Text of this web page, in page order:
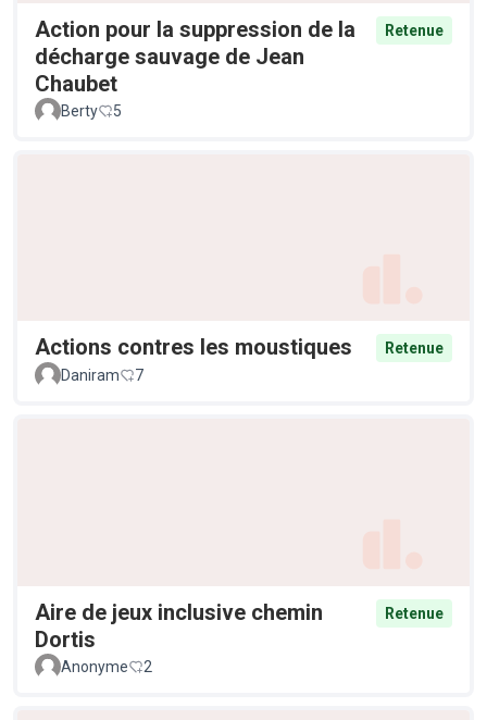
Action pour la suppression de la
décharge sauvage de Jean
Chaubet
Retenue
Berty 5
Actions contres les moustiques
Retenue
Daniram
7
Aire de jeux inclusive chemin
Dortis
Retenue
Anonyme 2